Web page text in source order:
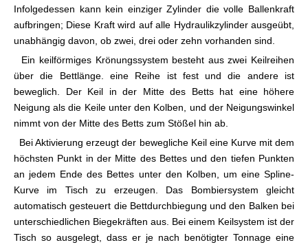
Infolgedessen kann kein einziger Zylinder die volle Ballenkraft
aufbringen; Diese Kraft wird auf alle Hydraulikzylinder ausgeübt,
unabhängig davon, ob zwei, drei oder zehn vorhanden sind.
Ein keilförmiges Krönungssystem besteht aus zwei Keilreihen
über die Bettlänge. eine Reihe ist fest und die andere ist
beweglich. Der Keil in der Mitte des Betts hat eine höhere
Neigung als die Keile unter den Kolben, und der Neigungswinkel
nimmt von der Mitte des Betts zum Stößel hin ab.
Bei Aktivierung erzeugt der bewegliche Keil eine Kurve mit dem
höchsten Punkt in der Mitte des Bettes und den tiefen Punkten
an jedem Ende des Bettes unter den Kolben, um eine Spline-
Kurve im Tisch zu erzeugen. Das Bombiersystem gleicht
automatisch gesteuert die Bettdurchbiegung und den Balken bei
unterschiedlichen Biegekräften aus. Bei einem Keilsystem ist der
Tisch so ausgelegt, dass er je nach benötigter Tonnage eine